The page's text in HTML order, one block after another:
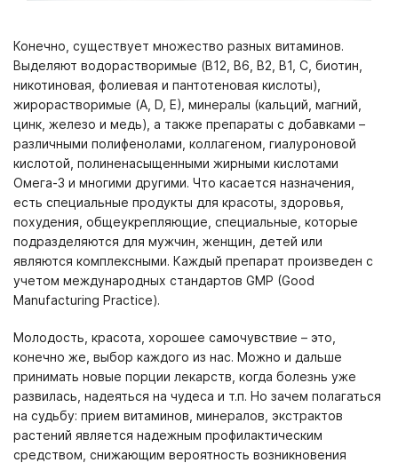
Конечно, существует множество разных витаминов.
Выделяют водорастворимые (В12, В6, В2, В1, С, биотин,
никотиновая, фолиевая и пантотеновая кислоты),
жирорастворимые (А, D, Е), минералы (кальций, магний,
цинк, железо и медь), а также препараты с добавками –
различными полифенолами, коллагеном, гиалуроновой
кислотой, полиненасыщенными жирными кислотами
Омега-3 и многими другими. Что касается назначения,
есть специальные продукты для красоты, здоровья,
похудения, общеукрепляющие, специальные, которые
подразделяются для мужчин, женщин, детей или
являются комплексными. Каждый препарат произведен с
учетом международных стандартов GMP (Good
Manufacturing Practice).
Молодость, красота, хорошее самочувствие – это,
конечно же, выбор каждого из нас. Можно и дальше
принимать новые порции лекарств, когда болезнь уже
развилась, надеяться на чудеса и т.п. Но зачем полагаться
на судьбу: прием витаминов, минералов, экстрактов
растений является надежным профилактическим
средством, снижающим вероятность возникновения